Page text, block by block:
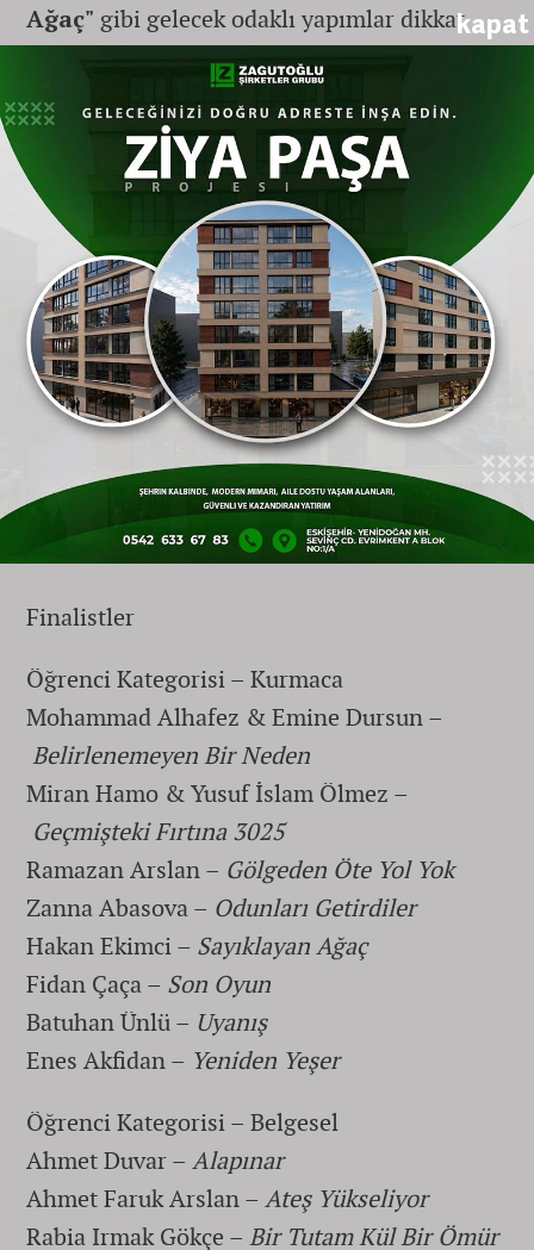
kapat
Ağaç" gibi gelecek odaklı yapımlar dikkat
çekerken; belgesel tarafında"Ateşin
Gölgesinde Stratonikeia"
Öteki Yüzü"gibi gerçek hikayeler orman
mücadelesini gözler önüne seriyor.
Tören Bilgileri:
Tarih:19 Ocak 2026 Pazartesi
Saat:19.00
Yer:OGM Konferans Salonu,
Yenimahalle / Ankara
Finalistler
Öğrenci Kategorisi – Kurmaca
Mohammad Alhafez & Emine Dursun –
Belirlenemeyen Bir Neden
Miran Hamo & Yusuf İslam Ölmez –
Geçmişteki Fırtına 3025
Ramazan Arslan – Gölgeden Öte Yol Yok
Zanna Abasova – Odunları Getirdiler
Hakan Ekimci – Sayıklayan Ağaç
Fidan Çaça – Son Oyun
Batuhan Ünlü – Uyanış
Enes Akfidan – Yeniden Yeşer
Öğrenci Kategorisi – Belgesel
Ahmet Duvar – Alapınar
Ahmet Faruk Arslan – Ateş Yükseliyor
Rabia Irmak Gökçe – Bir Tutam Kül Bir Ömür